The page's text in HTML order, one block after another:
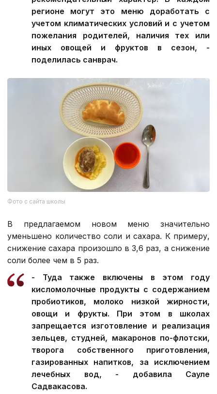
регионе могут это меню доработать с
учетом климатических условий и с учетом
пожелания родителей, наличия тех или
иных овощей и фруктов в сезон, -
поделилась санврач.
Фото с сайта школы
В предлагаемом новом меню значительно
уменьшено количество соли и сахара. К примеру,
снижение сахара произошло в 3,6 раз, а снижение
соли более чем в 5 раз.
- Туда также включены в этом году
кисломолочные продукты с содержанием
пробиотиков, молоко низкой жирности,
овощи и фрукты. При этом в школах
запрещается изготовление и реализация
зельцев, студней, макаронов по-флотски,
творога собственного приготовления,
газированных напитков, за исключением
лечебных вод, - добавила Сауле
Садвакасова.